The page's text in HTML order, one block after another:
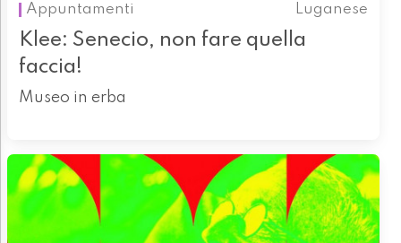
Appuntamenti
Luganese
Klee: Senecio, non fare quella
faccia!
Museo in erba